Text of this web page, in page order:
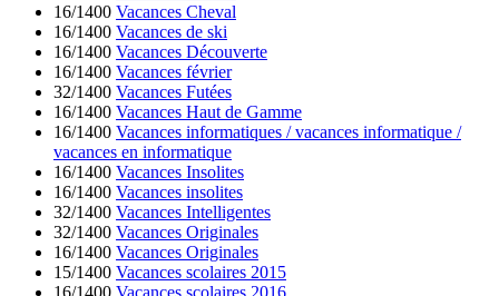
16/1400 Vacances Cheval
16/1400 Vacances de ski
16/1400 Vacances Découverte
16/1400 Vacances février
32/1400 Vacances Futées
16/1400 Vacances Haut de Gamme
16/1400 Vacances informatiques / vacances informatique /
vacances en informatique
16/1400 Vacances Insolites
16/1400 Vacances insolites
32/1400 Vacances Intelligentes
32/1400 Vacances Originales
16/1400 Vacances Originales
15/1400 Vacances scolaires 2015